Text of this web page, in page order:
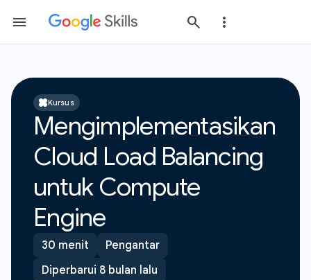
Kursus
Mengimplementasikan
Cloud Load Balancing
untuk Compute
Engine
30 menit
Pengantar
Diperbarui 8 bulan lalu